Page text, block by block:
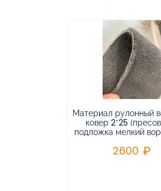
Материал рулонный
ковер 2*25
подложка мелкий
2600